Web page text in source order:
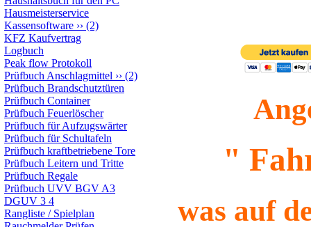
Hausmeisterservice
Kassensoftware ›› (2)
KFZ Kaufvertrag
Logbuch
Peak flow Protokoll
Prüfbuch Anschlagmittel ›› (2)
Prüfbuch Brandschutztüren
Prüfbuch Container
Prüfbuch Feuerlöscher
Prüfbuch für Aufzugswärter
Prüfbuch für Schultafeln
Prüfbuch kraftbetriebene Tore
Prüfbuch Leitern und Tritte
Prüfbuch Regale
Prüfbuch UVV BGV A3
DGUV 3 4
Rangliste / Spielplan
"
was auf